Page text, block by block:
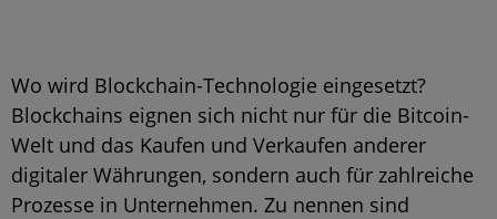
Wo wird Blockchain-Technologie eingesetzt?
Blockchains eignen sich nicht nur für die Bitcoin-
Welt und das Kaufen und Verkaufen anderer
digitaler Währungen, sondern auch für zahlreiche
Prozesse in Unternehmen. Zu nennen sind